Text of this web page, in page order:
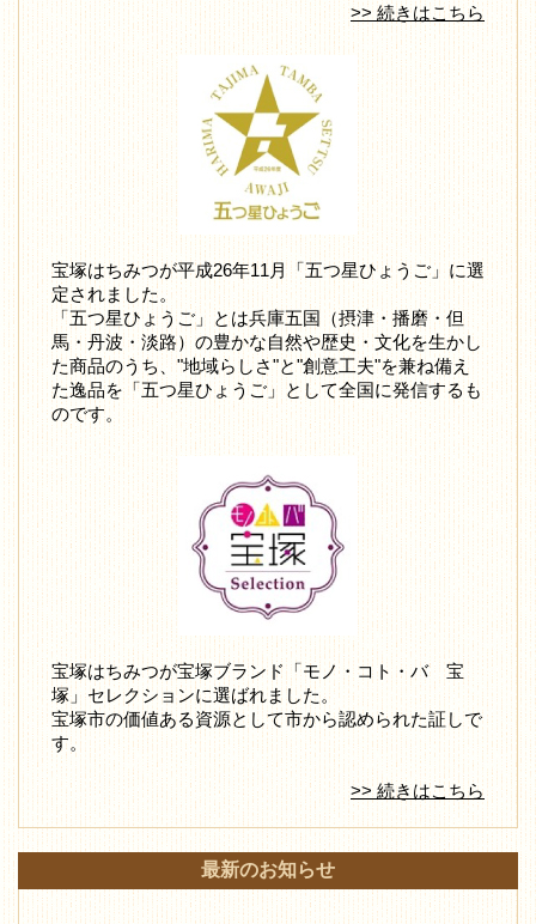
>> 続きはこちら
宝塚はちみつが平成26年11月「五つ星ひょうご」に選
定されました。
「五つ星ひょうご」とは兵庫五国（摂津・播磨・但
馬・丹波・淡路）の豊かな自然や歴史・文化を生かし
た商品のうち、"地域らしさ"と"創意工夫"を兼ね備え
た逸品を「五つ星ひょうご」として全国に発信するも
のです。
宝塚はちみつが宝塚ブランド「モノ・コト・バ 宝
塚」セレクションに選ばれました。
宝塚市の価値ある資源として市から認められた証しで
す。
>> 続きはこちら
最新のお知らせ